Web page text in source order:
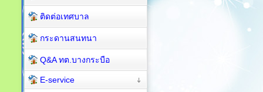
ติดต่อเทศบาล
กระดานสนทนา
Q&A ทต.บางกระบือ
E-service